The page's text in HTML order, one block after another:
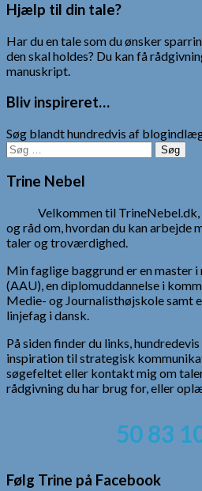
Hjælp til din tale?
Har du en tale som du ønsker
den skal holdes? Du kan få
manuskript.
Bliv inspireret…
Søg blandt hundredvis af
Søg
efter:
Trine Nebel
Velkommen til
og råd om, hvordan du kan arbejde
taler og troværdighed.
Min faglige baggrund er en master
(AAU), en diplomuddannelse i
Medie- og Journalisthøjskole samt
linjefag i dansk.
På siden finder du links,
inspiration til strategisk
søgefeltet eller kontakt mig om
rådgivning du har brug for, eller
50 83
Følg Trine på Facebook